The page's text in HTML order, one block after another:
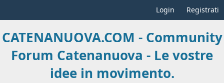
Login Registrati
CATENANUOVA.COM - Community
Forum Catenanuova - Le vostre
idee in movimento.